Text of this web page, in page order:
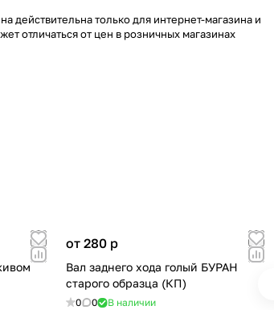
действительна только для интернет-магазина и
отличаться от цен в розничных магазинах
от 280 p
Вал заднего хода голый БУРАН
старого образца (КП)
0 0 В наличии